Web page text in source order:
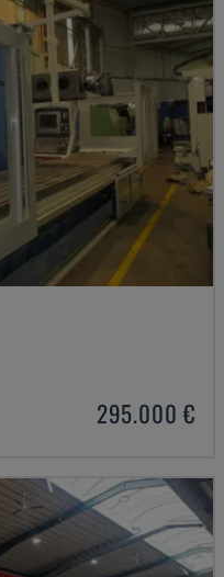
295.000 €